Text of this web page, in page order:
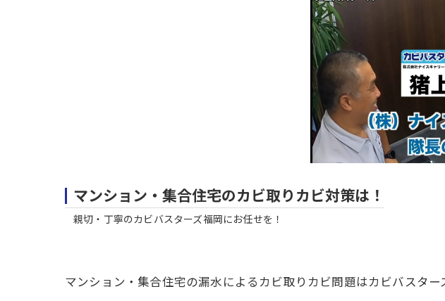
マンション・集合住宅のカビ取りカビ対策は！
親切・丁寧のカビバスターズ福岡にお任せを！
マンション・集合住宅の漏水によるカビ取りカビ問題はカビバスター